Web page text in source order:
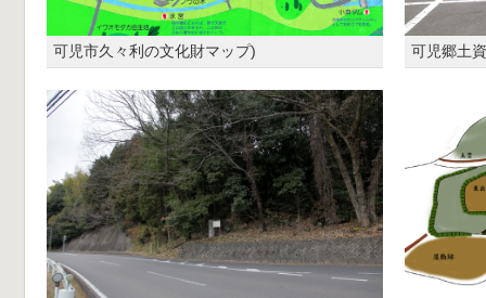
可児市久々利の文化財マップ) 可児郷土